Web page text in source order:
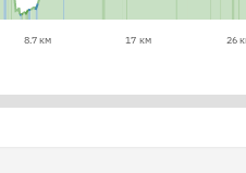
8.7 км 17 км 26